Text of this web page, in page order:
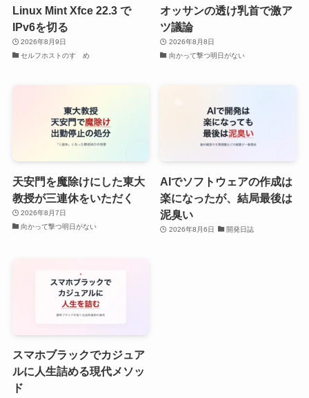
Linux Mint Xfce 22.3 で
IPv6を切る
2026年8月9日
セルフホストのすゝめ
オッサンの透け乳首で激ア
ツ議論
2026年8月8日
向かって撃つ明日がない
天安門を魔除けにした東大
教授が三連休をいただく
2026年8月7日
向かって撃つ明日がない
AIでソフトウェアの作成は
楽になったが、結局最後は
泥臭い
2026年8月6日 開発日誌
スマホブラックでカジュア
ルに人生詰める現代メソッ
ド